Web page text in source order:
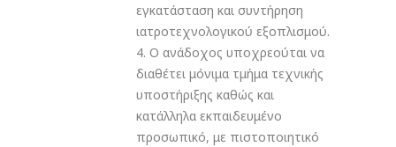
εγκατάσταση και συντήρηση
ιατροτεχνολογικού εξοπλισμού.
4. Ο ανάδοχος υποχρεούται να
διαθέτει μόνιμα τμήμα τεχνικής
υποστήριξης καθώς και
κατάλληλα εκπαιδευμένο
προσωπικό, με πιστοποιητικό